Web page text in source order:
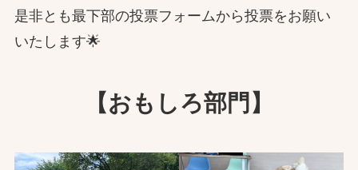
是非とも最下部の投票フォームから投票をお願い
いたします🌟
【おもしろ部門】